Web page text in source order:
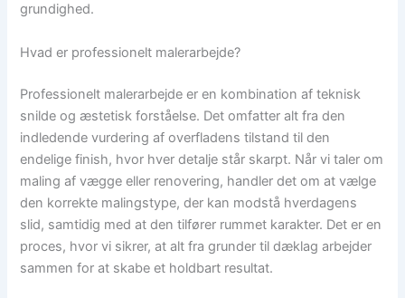
grundighed.
Hvad er professionelt malerarbejde?
Professionelt malerarbejde er en kombination af teknisk
snilde og æstetisk forståelse. Det omfatter alt fra den
indledende vurdering af overfladens tilstand til den
endelige finish, hvor hver detalje står skarpt. Når vi taler om
maling af vægge eller renovering, handler det om at vælge
den korrekte malingstype, der kan modstå hverdagens
slid, samtidig med at den tilfører rummet karakter. Det er en
proces, hvor vi sikrer, at alt fra grunder til dæklag arbejder
sammen for at skabe et holdbart resultat.